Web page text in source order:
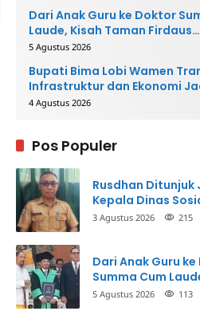
Dari Anak Guru ke Doktor
Laude, Kisah Taman Firdaus
Menginspirasi
5 Agustus 2026
Bupati Bima Lobi Wamen
Infrastruktur dan Ekonomi
4 Agustus 2026
Pos Populer
Rusdhan Ditunjuk
Kepala Dinas
3 Agustus 2026 215
Dari Anak Guru
Summa Cum
Taman Firdaus
5 Agustus 2026 113